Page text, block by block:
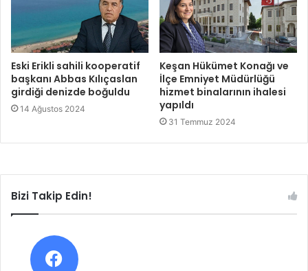
Eski Erikli sahili kooperatif
başkanı Abbas Kılıçaslan
girdiği denizde boğuldu
14 Ağustos 2024
Keşan Hükümet Konağı ve
İlçe Emniyet Müdürlüğü
hizmet binalarının ihalesi
yapıldı
31 Temmuz 2024
Bizi Takip Edin!